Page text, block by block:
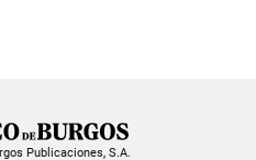
Publicaciones, S.A.